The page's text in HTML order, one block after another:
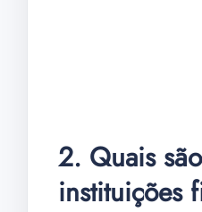
2. Quais
instituições